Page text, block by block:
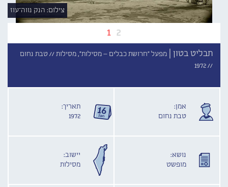
1 2
צילום: הנק נווה־עוז
תבליט בטון | מפעל "חרושת כבלים – מסילות", מסילות //טבת נחום
//
1972
אמן:
טבת נחום
תאריך:
1972
נושא:
מופשט
יישוב:
מסילות